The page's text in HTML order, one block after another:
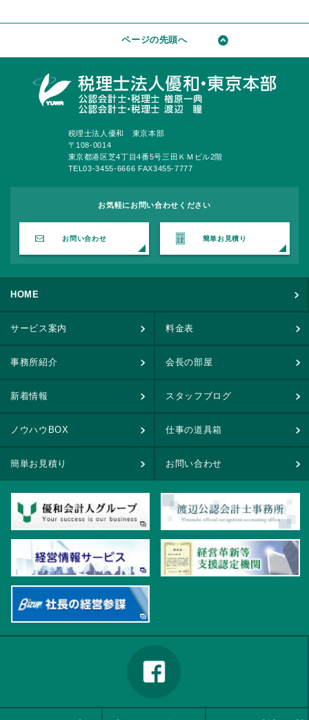
ページの先頭へ
税理士法人優和 東京本部
〒108-0014
東京都港区芝4丁目4番5号三田ＫＭビル2階
TEL03-3455-6666 FAX3455-7777
お気軽にお問い合わせください
お問い合わせ 簡単お見積り
HOME
サービス案内 料金表
事務所紹介 会長の部屋
新着情報 スタッフブログ
ノウハウBOX 仕事の道具箱
簡単お見積り お問い合わせ